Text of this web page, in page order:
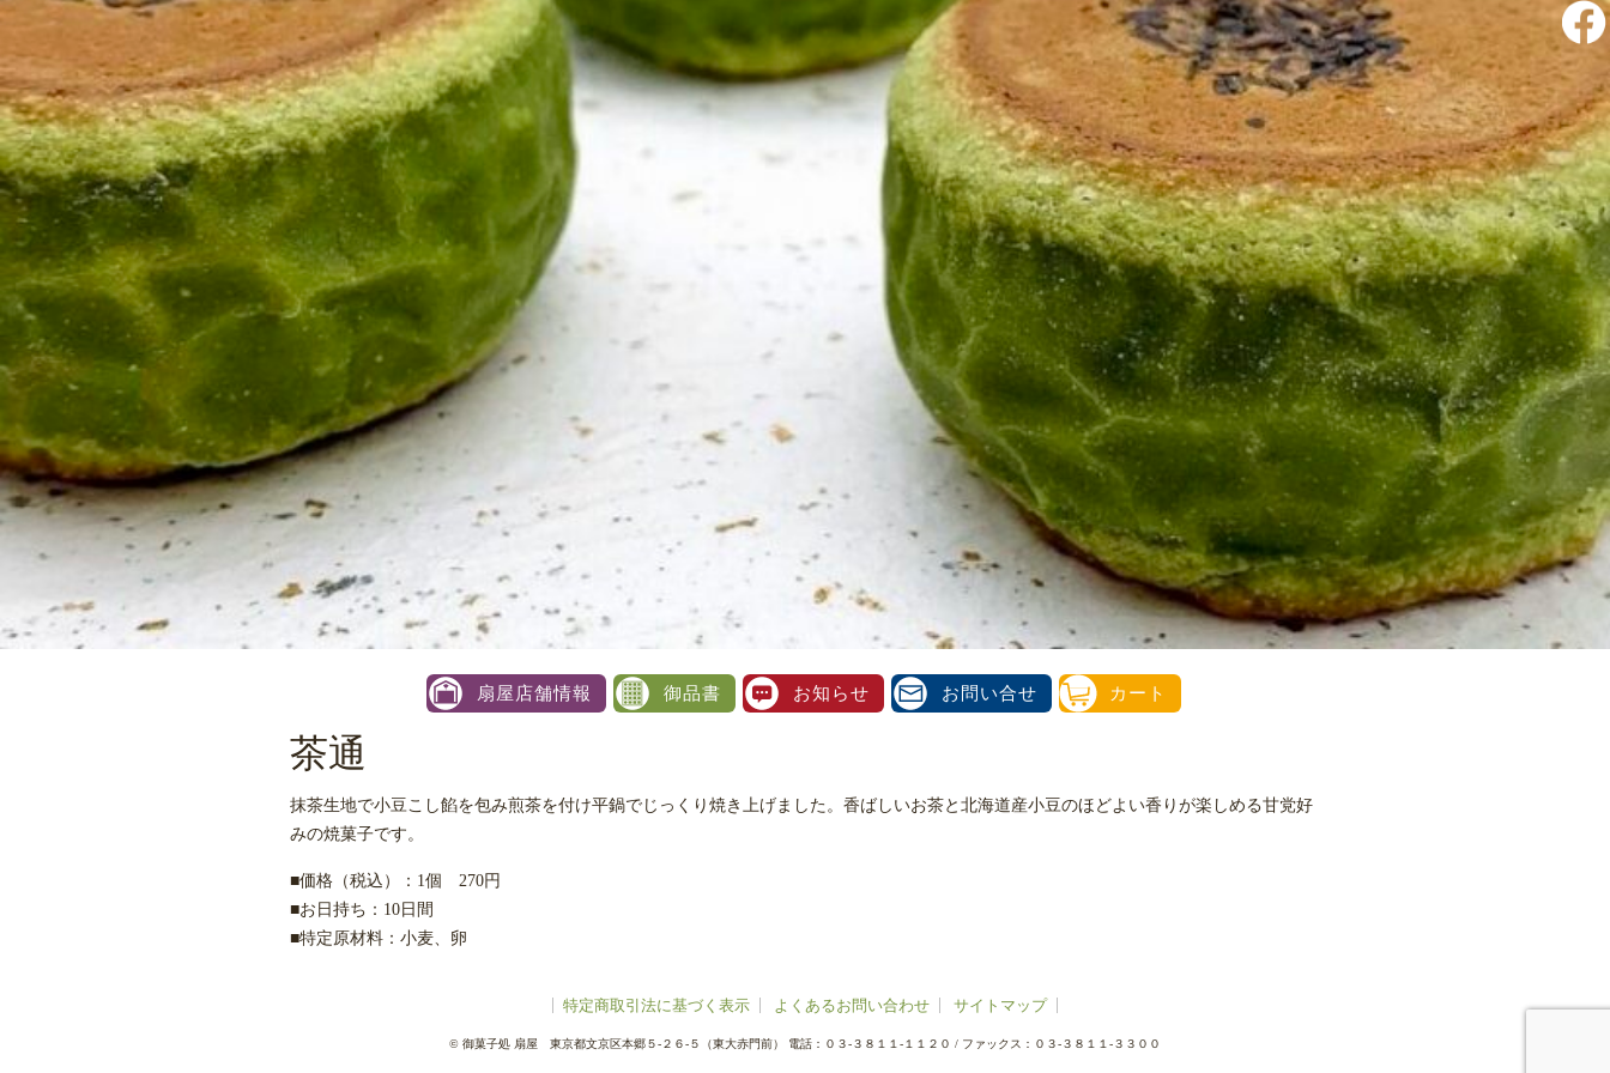
扇屋店舗情報 御品書 お知らせ お問い合せ カート
茶通
抹茶生地で小豆こし餡を包み煎茶を付け平鍋でじっくり焼き上げました。香ばしいお茶と北海道産小豆のほどよい香りが楽しめる甘党好
みの焼菓子です。
■価格（税込）：1個 270円
■お日持ち：10日間
■特定原材料：小麦、卵
特定商取引法に基づく表示 よくあるお問い合わせ サイトマップ
© 御菓子処 扇屋 東京都文京区本郷５-２６-５（東大赤門前） 電話：０３-３８１１-１１２０ / ファックス：０３-３８１１-３３００